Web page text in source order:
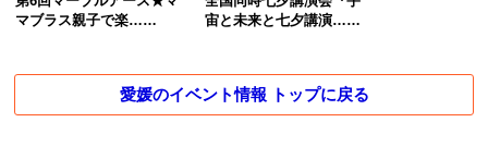
マブラス親子で楽……
宙と未来と七夕講演……
愛媛のイベント情報 トップに戻る